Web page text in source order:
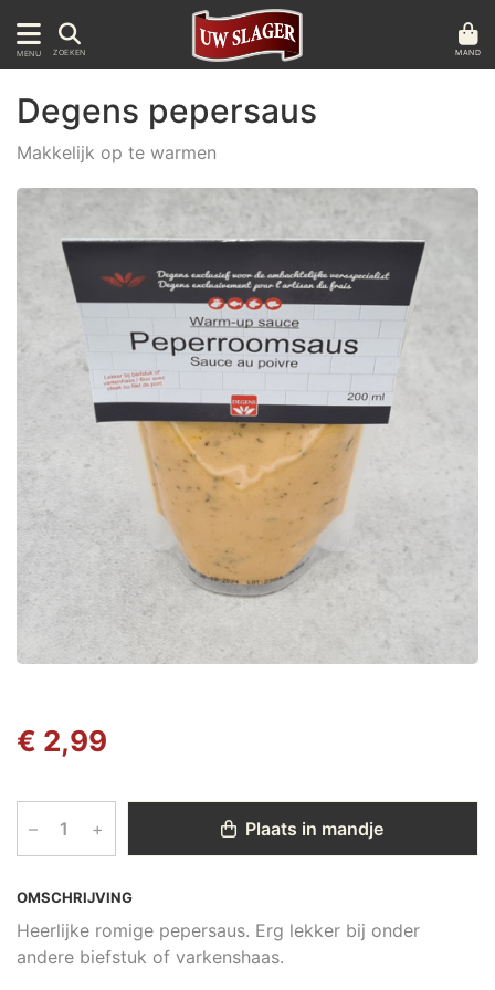
MENU ZOEKEN MAND
OMSCHRIJVING
Heerlijke romige pepersaus. Erg lekker bij onder
andere biefstuk of varkenshaas.
Degens pepersaus
Makkelijk op te warmen
€ 2,99
– + Plaats in mandje